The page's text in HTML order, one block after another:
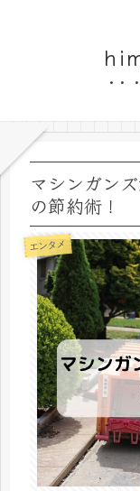
マシンガン
の節約術！
エンタメ